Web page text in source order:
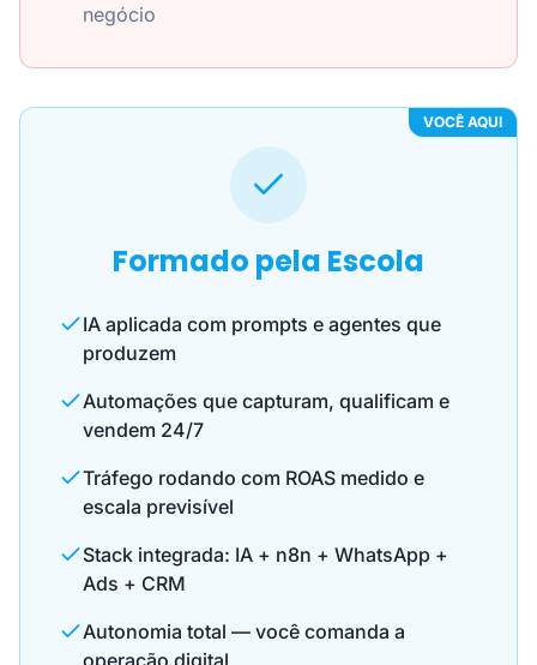
negócio
VOCÊ AQUI
Formado pela Escola
IA aplicada com prompts e agentes que
produzem
Automações que capturam, qualificam e
vendem 24/7
Tráfego rodando com ROAS medido e
escala previsível
Stack integrada: IA + n8n + WhatsApp +
Ads + CRM
Autonomia total — você comanda a
operação digital